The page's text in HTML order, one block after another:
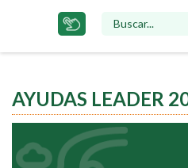
AYUDAS LEADER